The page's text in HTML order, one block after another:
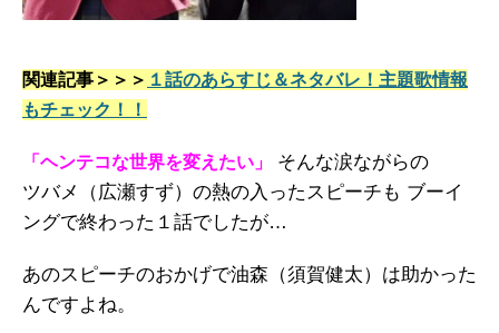
関連記事＞＞＞ １話のあらすじ＆ネタバレ！主題歌情報
もチェック！！
「ヘンテコな世界を変えたい」
そんな涙ながらの
ツバメ（広瀬すず）の熱の入ったスピーチも ブーイ
ングで終わった１話でしたが…
あのスピーチのおかげで油森（須賀健太）は助かった
んですよね。